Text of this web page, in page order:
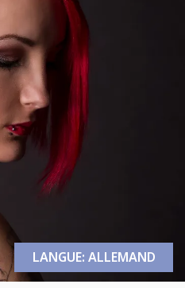
LANGUE: ALLEMAND